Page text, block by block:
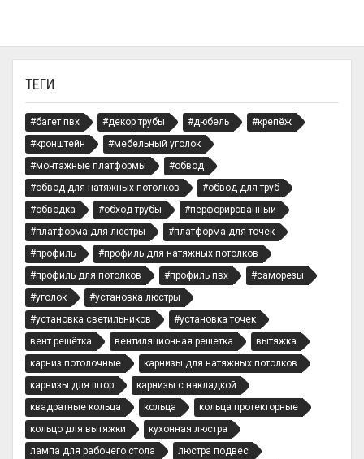
ТЕГИ
#багет пвх #декор трубы #дюбель
#крепёж
#кронштейн
#мебельный уголок
#монтажные платформы
#обвод
#обвод для натяжных потолков
#обвод для труб
#обводка
#обход трубы
#перфорированный
#платформа для люстры
#платформа для точек
#профиль
#профиль для натяжных потолков
#профиль для потолков
#профиль пвх
#саморезы
#уголок
#установка люстры
#установка светильников
#установка точек
вент.решётка
вентиляционная решетка
вытяжка
карниз потолочные
карнизы для натяжных потолков
карнизы для штор
карнизы с накладкой
квадратные кольца
кольца
кольца протекторные
кольцо для вытяжки
кухонная люстра
лампа для рабочего стола
люстра подвес